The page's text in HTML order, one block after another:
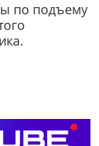
по подъему